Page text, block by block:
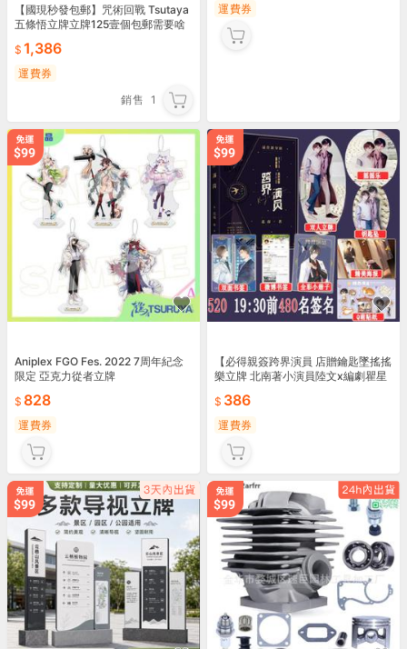
【國現秒發包郵】咒術回戰 Tsutaya
五條悟立牌立牌125壹個包郵需要啥
1,386
運費券
銷售 1
運費券
Aniplex FGO Fes. 2022 7周年紀念
限定 亞克力從者立牌
828
運費券
【必得親簽跨界演員 店贈鑰匙墜搖搖
樂立牌 北南著小演員陸文x編劇瞿星
386
運費券